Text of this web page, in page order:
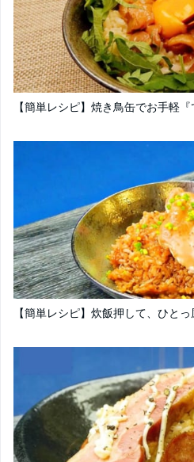
【簡単レシピ】焼き鳥缶でお手軽
【簡単レシピ】炊飯押して、ひと